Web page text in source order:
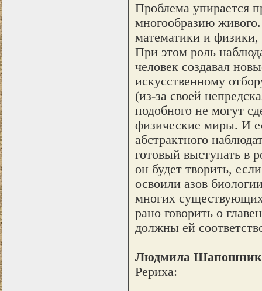
Проблема упирается
многообразию
математики и физики,
При этом роль
человек создавал
искусственному
(из-за своей
подобного не могут
физические миры. И
абстрактного
готовый выступать в
он будет творить,
освоили азов
многих
рано говорить о
должны ей
Людмила
Рериха: